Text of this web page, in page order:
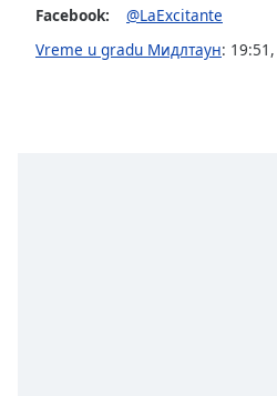
Opacity
Facebook:
@LaExcitante
Vreme u gradu Мидлтаун: 19:51 ,